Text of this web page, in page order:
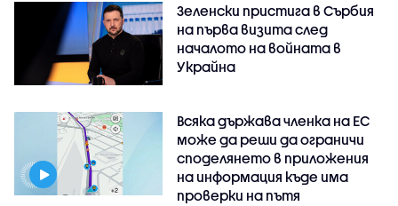
Зеленски пристига в Сърбия
на първа визита след
началото на войната в
Украйна
Всяка държава членка на ЕС
може да реши да ограничи
споделянето в приложения
на информация къде има
проверки на пътя